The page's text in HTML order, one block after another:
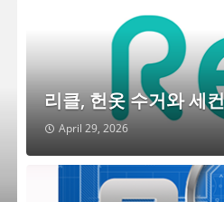
리클, 헌옷 수거와 세
April 29, 2026